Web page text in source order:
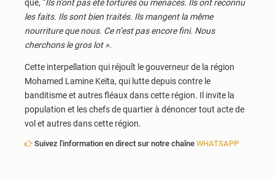
que, “Ils n’ont pas été torturésou menacés. Ils ont reconnu
les faits. Ils sont bien traités. Ils mangent la même
nourriture que nous. Ce n’est pas encore fini. Nous
cherchons le gros lot ».
Cette interpellation qui réjouît le gouverneur de la région
Mohamed Lamine Keïta, qui lutte depuis contre le
banditisme et autres fléaux dans cette région. Il invite la
population et les chefs de quartier à dénoncer tout acte de
vol et autres dans cette région.
Suivez l'information en direct sur notre chaîne WHATSAPP